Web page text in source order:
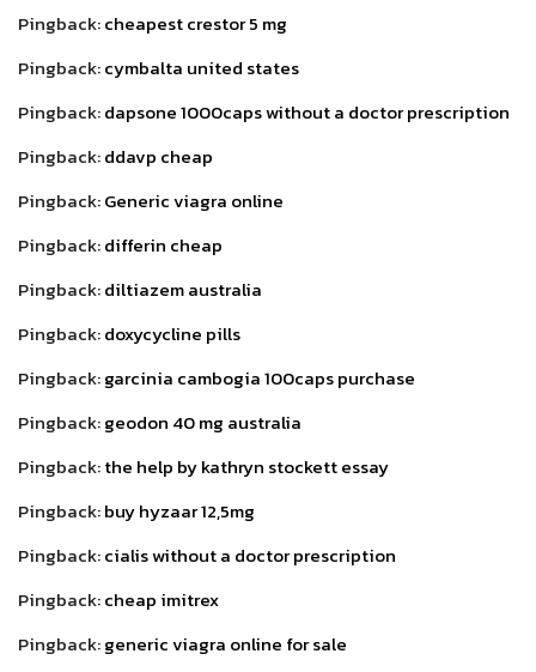
Pingback:cheapest crestor 5 mg
Pingback:cymbalta united states
Pingback:dapsone 1000caps without a doctor prescription
Pingback:ddavp cheap
Pingback:Generic viagra online
Pingback:differin cheap
Pingback:diltiazem australia
Pingback:doxycycline pills
Pingback:garcinia cambogia 100caps purchase
Pingback:geodon 40 mg australia
Pingback:the help by kathryn stockett essay
Pingback:buy hyzaar 12,5mg
Pingback:cialis without a doctor prescription
Pingback:cheap imitrex
Pingback:generic viagra online for sale